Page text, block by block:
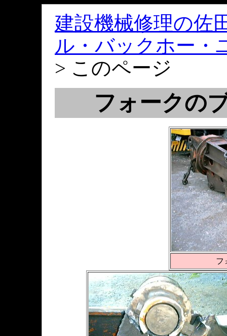
建設機械修理の佐
ル・バックホー・
> このページ
フォークの
フ